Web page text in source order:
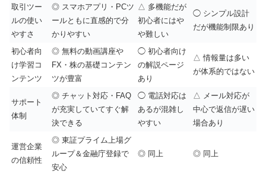
取引ツー
ルの使い
やすさ
◎ スマホアプリ・PCツ
ールともに直感的で分
かりやすい
△ 多機能だが
初心者にはや
や難しい
◯ シンプル設計
だが機能制限あり
初心者向
け学習コ
ンテンツ
◎ 無料の動画講座や
FX・株の基礎コンテン
ツが豊富
◯ 初心者向け
の解説ページ
あり
△ 情報量は多い
が体系的ではない
サポート
体制
◎ チャット対応・FAQ
が充実していてすぐ解
決できる
◯ 電話対応は
あるが混雑し
やすい
△ メール対応が
中心で返信が遅い
場合あり
運営企業
の信頼性
◎ 東証プライム上場グ
ループ＆金融庁登録で
安心
◎ 同上 ◎ 同上